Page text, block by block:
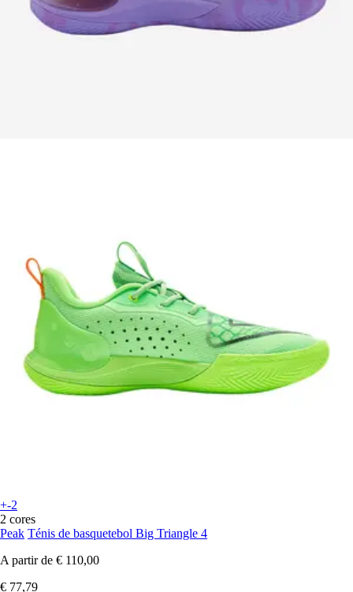
+-2
2 cores
Peak Ténis de basquetebol Big Triangle 4
A partir de € 110,00
€ 77,79